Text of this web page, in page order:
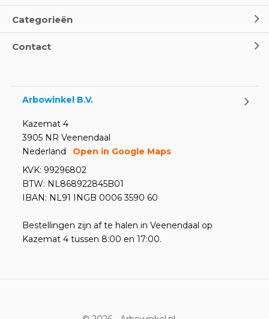
Categorieën
Contact
Arbowinkel B.V.
Kazemat 4
3905 NR Veenendaal
Nederland
Open in Google Maps
KVK: 99296802
BTW: NL868922845B01
IBAN: NL91 INGB 0006 3590 60
Bestellingen zijn af te halen in Veenendaal op
Kazemat 4 tussen 8:00 en 17:00.